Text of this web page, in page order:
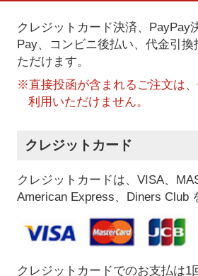
クレジットカード決済、PayPay
Pay、コンビニ後払い、代金引換
ただけます。
※直接投函が含まれるご注文は
利用いただけません。
クレジットカード
クレジットカードは、VISA、
American Express、Diners Club
クレジットカードでのお支払は1